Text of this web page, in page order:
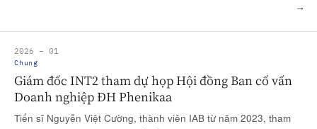
→
2026 – 01
Chung
Giám đốc INT2 tham dự họp Hội đồng Ban cố vấn
Doanh nghiệp ĐH Phenikaa
Tiến sĩ Nguyễn Việt Cường, thành viên IAB từ năm 2023, tham